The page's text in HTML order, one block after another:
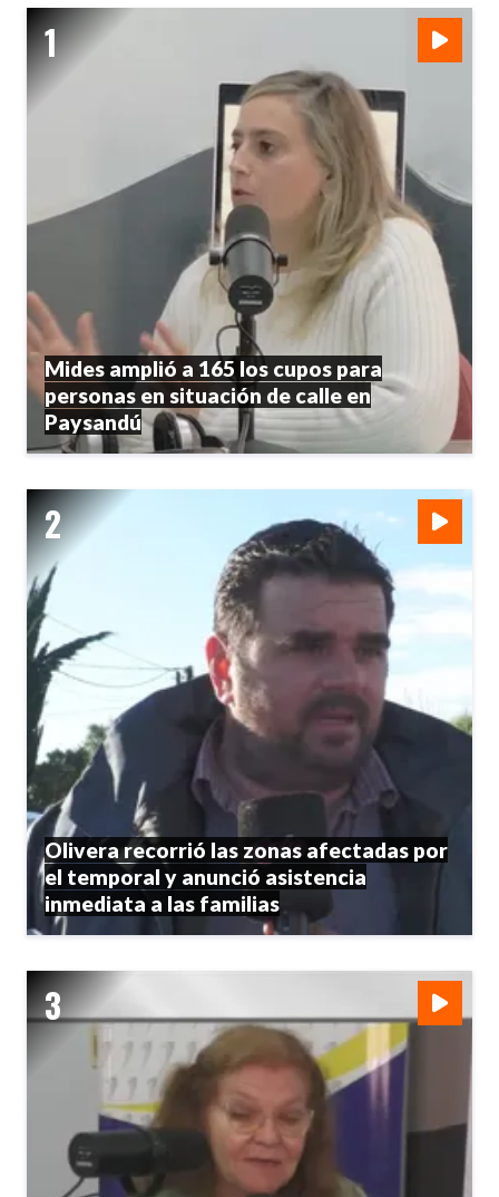
Mides amplió a 165 los cupos para
personas en situación de calle en
Paysandú
Olivera recorrió las zonas afectadas por
el temporal y anunció asistencia
inmediata a las familias